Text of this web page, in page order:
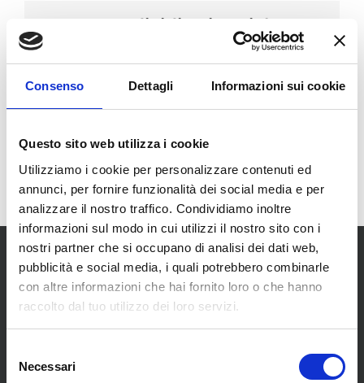
Consenso Dettagli Informazioni sui cookie
Questo sito web utilizza i cookie
Utilizziamo i cookie per personalizzare contenuti ed
annunci, per fornire funzionalità dei social media e per
analizzare il nostro traffico. Condividiamo inoltre
informazioni sul modo in cui utilizzi il nostro sito con i
nostri partner che si occupano di analisi dei dati web,
pubblicità e social media, i quali potrebbero combinarle
con altre informazioni che hai fornito loro o che hanno
raccolto dal tuo utilizzo dei loro servizi.
delNecessari
Condividi sui social
FacebookLinkedInEmail